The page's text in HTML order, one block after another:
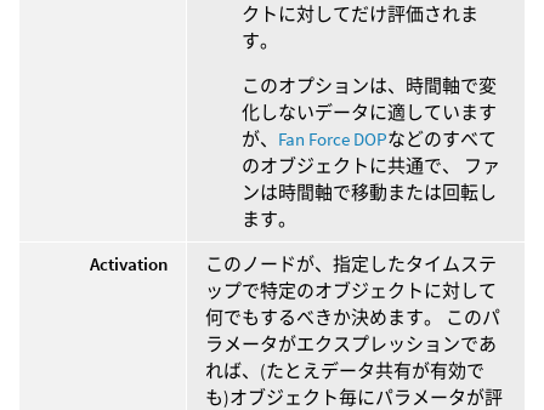
クトに対してだけ評価されま
す。
このオプションは、時間軸で変
化しないデータに適しています
が、 Fan Force DOPなどのすべて
のオブジェクトに共通で、 ファ
ンは時間軸で移動または回転し
ます。
Activation
このノードが、指定したタイムステ
ップで特定のオブジェクトに対して
何でもするべきか決めます。 このパ
ラメータがエクスプレッションであ
れば、(たとえデータ共有が有効で
も)オブジェクト毎にパラメータが評